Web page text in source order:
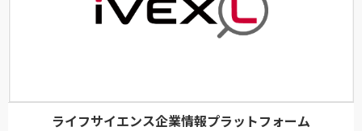
ライフサイエンス企業情報プラットフォーム